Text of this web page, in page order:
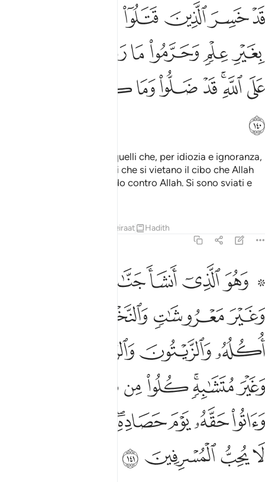
قد خسر الذين قتلوا اولادهم سفها بغير علم وحرموا ما رزقهم الله
قَدْ خَسِرَ ٱلَّذِينَ قَتَلُوٓا۟ أَوْلَـٰدَهُمْ سَفَهًۢا بِغَيْرِ عِلْمٍۢ وَحَرَّمُوا۟ مَا
ﱷﱸﱹﱺ
ﱽﱾﱿﲀﲁ
ﲄﲅﲆﲇﲈﲉﲊ
ﲌ
Sono certamente perduti quelli che, per idiozia e ignoranza,
uccidono i loro figli e quelli che si vietano il cibo che Allah
ha concesso loro, mentendo contro Allah. Si sono sviati e
Qiraat Hadith
۞ وهو الذي انشا جنات معروشات وغير معروشات والنخل والزرع مختلفا
۞ وَهُوَ ٱلَّذِىٓ أَنشَأَ جَنَّـٰتٍۢ مَّعْرُوشَـٰتٍۢ وَغَيْرَ مَعْرُوشَـٰتٍۢ وَٱلنَّخْلَ
ﲍ ﲎﲏﲐﲑ
ﲓﲔﲕ
ﲘﲙﲚ
ﲜﲝﲞﲟﲠﲡ
ﲤﲥﲦﲧﲨ
ﲭﲮﲯﲰ